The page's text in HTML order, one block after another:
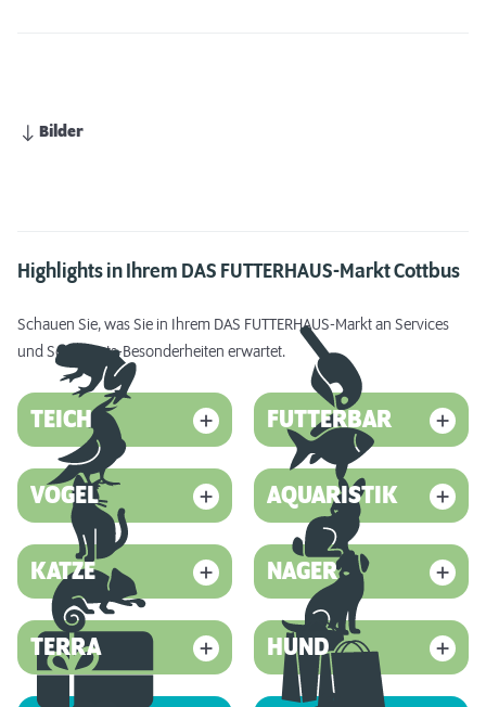
Bilder
Highlights in Ihrem DAS FUTTERHAUS-Markt Cottbus
Schauen Sie, was Sie in Ihrem DAS FUTTERHAUS-Markt an Services
und Sortiments-Besonderheiten erwartet.
TEICH FUTTERBAR
VOGEL AQUARISTIK
KATZE NAGER
TERRA HUND